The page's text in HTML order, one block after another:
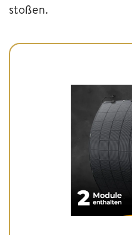
stoßen.